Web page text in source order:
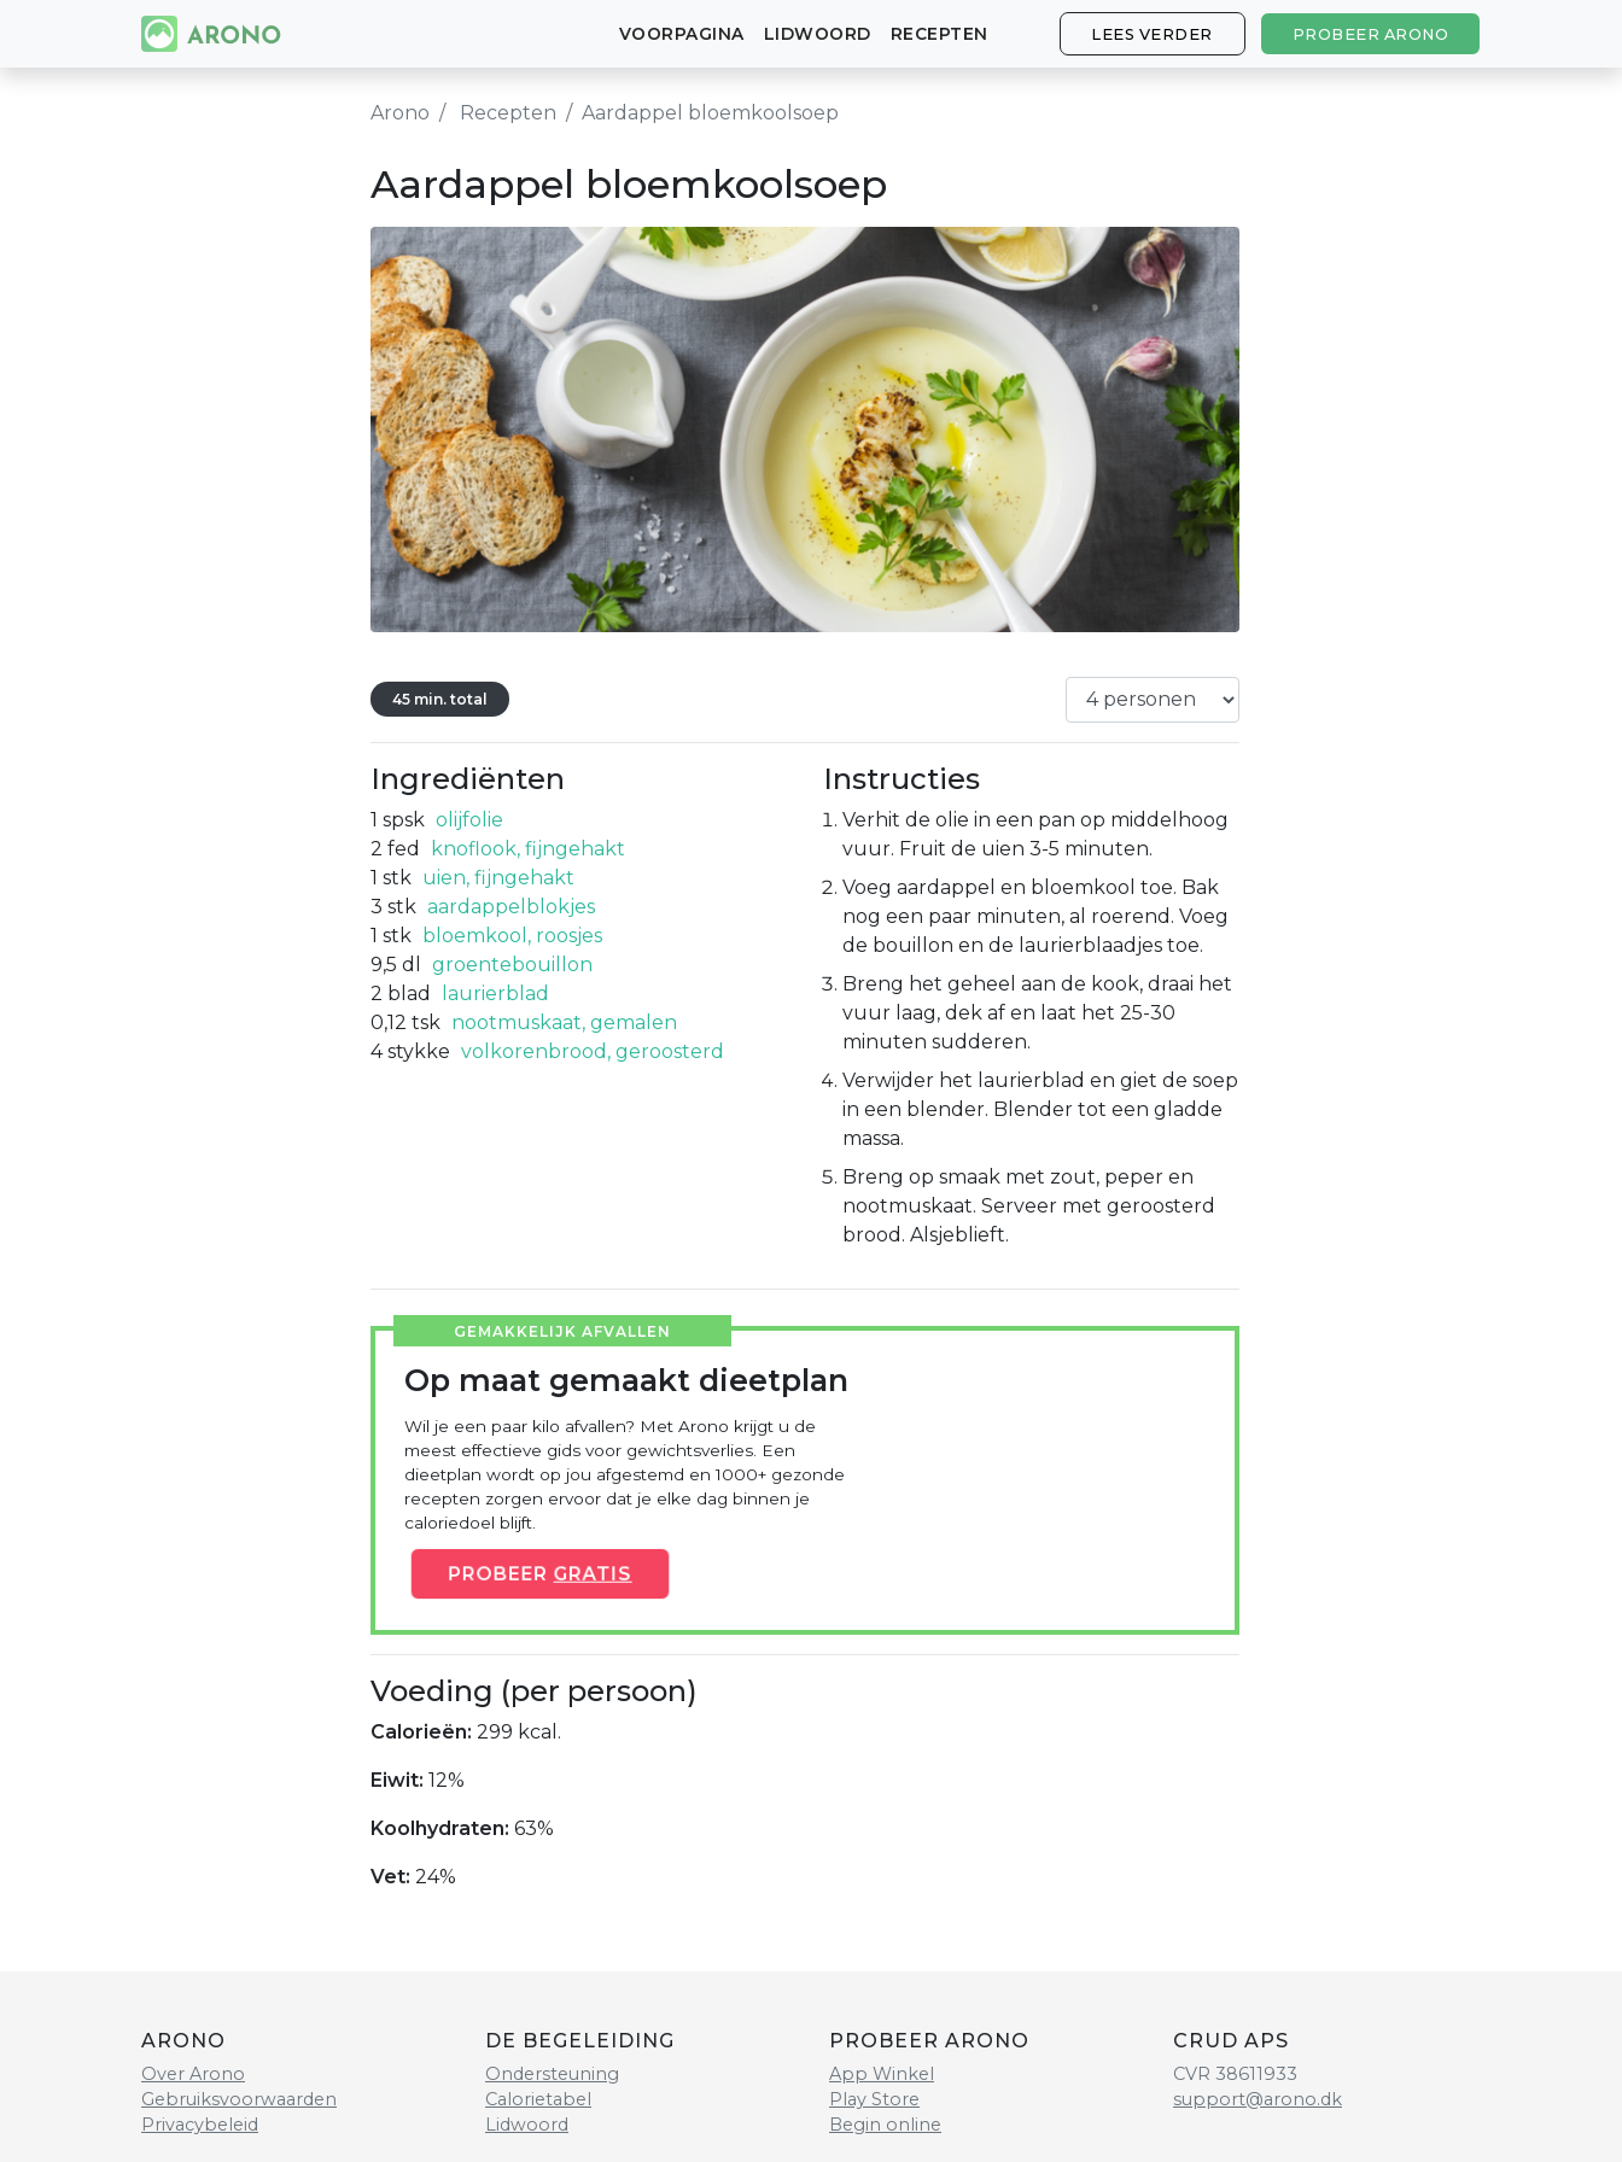
VOORPAGINA LIDWOORD RECEPTEN LEES VERDER PROBEER ARONO
Arono Recepten Aardappel bloemkoolsoep
Aardappel bloemkoolsoep
45 min. total
Ingrediënten
1 spsk olijfolie
2 fed
knoflook, fijngehakt
1 stk uien, fijngehakt
3 stk aardappelblokjes
1 stk bloemkool, roosjes
9,5 dl
groentebouillon
2 blad
laurierblad
0,12 tsk nootmuskaat, gemalen
4 stykke volkorenbrood, geroosterd
Instructies
Verhit de olie in een pan op middelhoog
vuur. Fruit de uien 3-5 minuten.
Voeg aardappel en bloemkool toe. Bak
nog een paar minuten, al roerend. Voeg
de bouillon en de laurierblaadjes toe.
Breng het geheel aan de kook, draai het
vuur laag, dek af en laat het 25-30
minuten sudderen.
Verwijder het laurierblad en giet de soep
in een blender. Blender tot een gladde
massa.
Breng op smaak met zout, peper en
nootmuskaat. Serveer met geroosterd
brood. Alsjeblieft.
GEMAKKELIJK AFVALLEN
Op maat gemaakt dieetplan
Wil je een paar kilo afvallen? Met Arono krijgt u de
meest effectieve gids voor gewichtsverlies. Een
dieetplan wordt op jou afgestemd en 1000+ gezonde
recepten zorgen ervoor dat je elke dag binnen je
caloriedoel blijft.
PROBEER GRATIS
Voeding (per persoon)
Calorieën: 299 kcal.
Eiwit: 12%
Koolhydraten: 63%
Vet: 24%
ARONO
Over Arono
Gebruiksvoorwaarden
Privacybeleid
DE BEGELEIDING
Ondersteuning
Calorietabel
Lidwoord
PROBEER ARONO
App Winkel
Play Store
Begin online
CRUD APS
CVR 38611933
support@arono.dk